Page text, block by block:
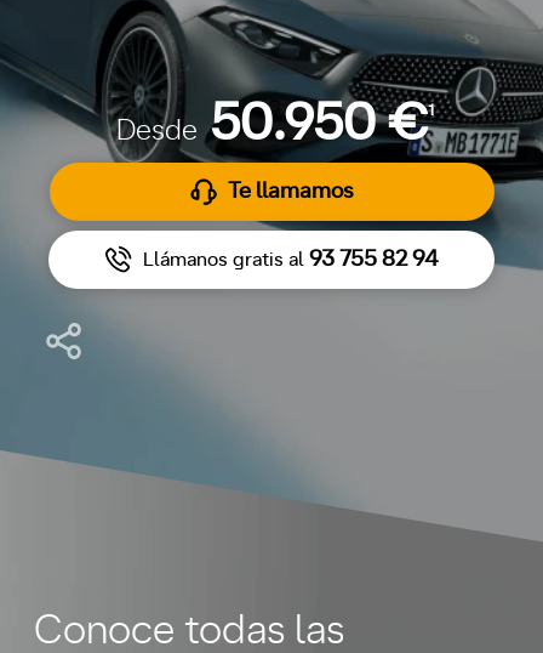
Desde 50.950 €1
Te llamamos
Llámanos gratis al 93 755 82 94
Conoce todas las